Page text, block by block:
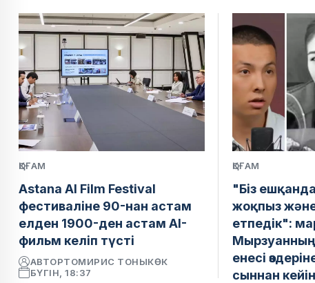
ҚОҒАМ
Astana AI Film Festival
фестиваліне 90-нан астам
елден 1900-ден астам AI-
фильм келіп түсті
АВТОРТОМИРИС ТОНЫКӨК
БҮГІН, 18:37
ҚОҒАМ
"Біз
жоқпыз
етпедік":
Мырзуанның
енесі
сыннан